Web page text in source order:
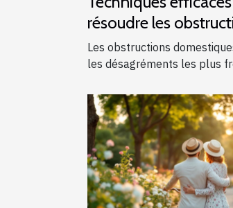
résoudre les
domestiques
Les obstructions
les désagréments les plus